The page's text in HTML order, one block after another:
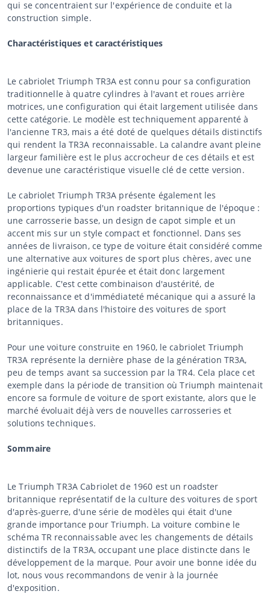
qui se concentraient sur l'expérience de conduite et la
construction simple.
Charactéristiques et caractéristiques
Le cabriolet Triumph TR3A est connu pour sa configuration
traditionnelle à quatre cylindres à l'avant et roues arrière
motrices, une configuration qui était largement utilisée dans
cette catégorie. Le modèle est techniquement apparenté à
l'ancienne TR3, mais a été doté de quelques détails distinctifs
qui rendent la TR3A reconnaissable. La calandre avant pleine
largeur familière est le plus accrocheur de ces détails et est
devenue une caractéristique visuelle clé de cette version.
Le cabriolet Triumph TR3A présente également les
proportions typiques d'un roadster britannique de l'époque :
une carrosserie basse, un design de capot simple et un
accent mis sur un style compact et fonctionnel. Dans ses
années de livraison, ce type de voiture était considéré comme
une alternative aux voitures de sport plus chères, avec une
ingénierie qui restait épurée et était donc largement
applicable. C'est cette combinaison d'austérité, de
reconnaissance et d'immédiateté mécanique qui a assuré la
place de la TR3A dans l'histoire des voitures de sport
britanniques.
Pour une voiture construite en 1960, le cabriolet Triumph
TR3A représente la dernière phase de la génération TR3A,
peu de temps avant sa succession par la TR4. Cela place cet
exemple dans la période de transition où Triumph maintenait
encore sa formule de voiture de sport existante, alors que le
marché évoluait déjà vers de nouvelles carrosseries et
solutions techniques.
Sommaire
Le Triumph TR3A Cabriolet de 1960 est un roadster
britannique représentatif de la culture des voitures de sport
d'après-guerre, d'une série de modèles qui était d'une
grande importance pour Triumph. La voiture combine le
schéma TR reconnaissable avec les changements de détails
distinctifs de la TR3A, occupant une place distincte dans le
développement de la marque. Pour avoir une bonne idée du
lot, nous vous recommandons de venir à la journée
d'exposition.